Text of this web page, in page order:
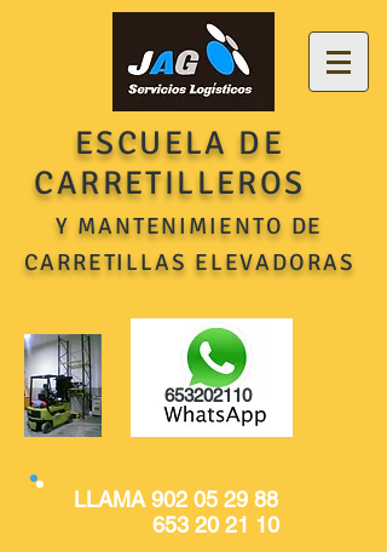
ESCUELA DE
CARRETILLEROS
Y MANTENIMIENTO DE
CARRETILLAS ELEVADORAS
653202110
LLAMA902 05 29 88
653 20 21 10